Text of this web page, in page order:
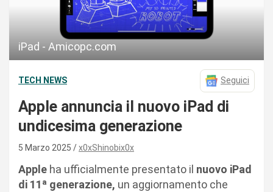
iPad - Amicopc.com
TECH NEWS Seguici
Apple annuncia il nuovo iPad di
undicesima generazione
5 Marzo 2025 x0xShinobix0x
Apple ha ufficialmente presentato il nuovo iPad
di 11ª generazione, un aggiornamento che